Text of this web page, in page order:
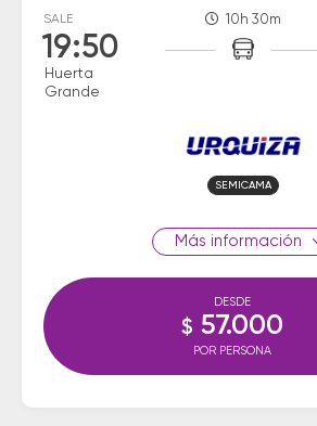
SALE
19:50
Huerta
Grande
10h 30m
SEMICAMA
información
DESDE
$ 57.000
POR PERSONA